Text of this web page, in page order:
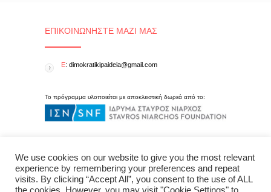
ΕΠΙΚΟΙΝΩΝΉΣΤΕ ΜΑΖΊ ΜΑΣ
E: dimokratikipaideia@gmail.com
Το πρόγραμμα υλοποιείται με αποκλειστική δωρεά από το:
We use cookies on our website to give you the most relevant
experience by remembering your preferences and repeat
visits. By clicking “Accept All”, you consent to the use of ALL